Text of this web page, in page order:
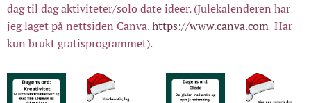
dag til dag aktiviteter/solo date ideer. (Julekalenderen har
jeg laget på nettsiden Canva.https://www.canva.com Har
kun brukt gratisprogrammet).